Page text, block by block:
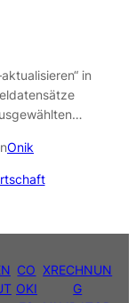
in
Onik
CO
OKI
XRECHNUN
G